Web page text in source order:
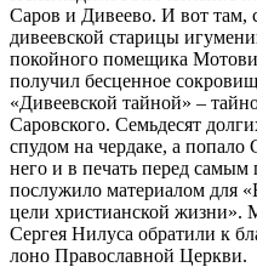
Саров и Дивеево. И вот там,
дивеевской старицы
покойного помещика
получил бесценное
«Дивеевской тайной» –
Саровского. Семьдесят
спудом на чердаке, а попало
него и в печать перед самым
послужило материалом для
цели христианской жизни».
Сергея Нилуса обратили к
лоно Православной Церкви.